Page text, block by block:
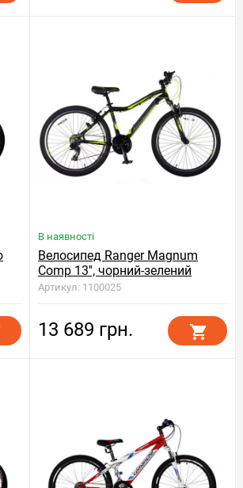
В наявності
Велосипед Ranger Magnum
Comp 13'', чорний-зелений
Артикул: 1100025
13 689 грн.